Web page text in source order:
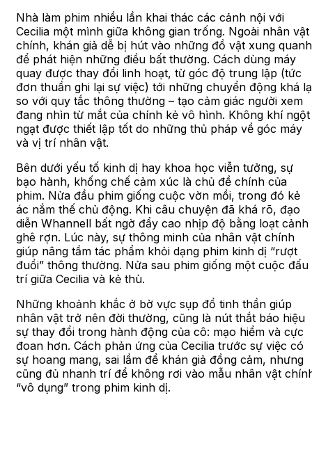
Nhà làm phim nhiều lần khai thác các cảnh nội với
Cecilia một mình giữa không gian trống. Ngoài nhân vật
chính, khán giả dễ bị hút vào những đồ vật xung quanh
để phát hiện những điều bất thường. Cách dùng máy
quay được thay đổi linh hoạt, từ góc độ trung lập (tức
đơn thuần ghi lại sự việc) tới những chuyển động khá lạ
so với quy tắc thông thường – tạo cảm giác người xem
đang nhìn từ mắt của chính kẻ vô hình. Không khí ngột
ngạt được thiết lập tốt do những thủ pháp về góc máy
và vị trí nhân vật.
Bên dưới yếu tố kinh dị hay khoa học viễn tưởng, sự
bạo hành, khống chế cảm xúc là chủ đề chính của
phim. Nửa đầu phim giống cuộc vờn mồi, trong đó kẻ
ác nắm thế chủ động. Khi câu chuyện đã khá rõ, đạo
diễn Whannell bất ngờ đẩy cao nhịp độ bằng loạt cảnh
ghê rợn. Lúc này, sự thông minh của nhân vật chính
giúp nâng tầm tác phẩm khỏi dạng phim kinh dị “rượt
đuổi” thông thường. Nửa sau phim giống một cuộc đấu
trí giữa Cecilia và kẻ thù.
Những khoảnh khắc ở bờ vực sụp đổ tinh thần giúp
nhân vật trở nên đời thường, cũng là nút thắt báo hiệu
sự thay đổi trong hành động của cô: mạo hiểm và cực
đoan hơn. Cách phản ứng của Cecilia trước sự việc có
sự hoang mang, sai lầm để khán giả đồng cảm, nhưng
cũng đủ nhanh trí để không rơi vào mẫu nhân vật
“vô dụng” trong phim kinh dị.